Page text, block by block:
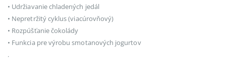
• Udržiavanie chladených jedál
• Nepretržitý cyklus (viacúrovňový)
• Rozpúšťanie čokolády
• Funkcia pre výrobu smotanových jogurtov
.